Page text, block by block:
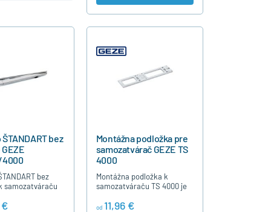
bez
4000
bez
samozatváraču
možnosti
€
Montážna podložka pre
samozatvárač GEZE TS
4000
Montážna podložka k
samozatváraču TS 4000 je
možného priameho
od 11,96 €